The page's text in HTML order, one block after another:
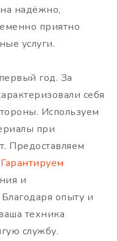
надёжно,
приятно
услуги.
год. За
себя
Используем
при
Предоставляем
Гарантируем
и
опыту и
техника
службу.